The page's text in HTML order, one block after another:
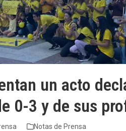
un acto
0-3 y de sus
Notas de Prensa